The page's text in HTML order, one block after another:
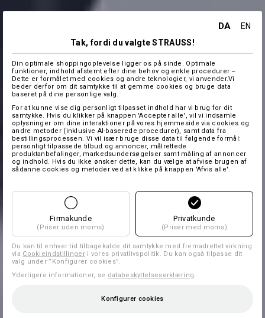
DA
EN
Tak, fordi du valgte STRAUSS!
Din optimale shoppingoplevelse ligger os på sinde. Optimale
funktioner, indhold afstemt efter dine behov og enkle procedurer –
Dette er formålet med cookies og andre teknologier, vi anvender.Vi
beder derfor om dit samtykke til at gemme cookies og bruge data
baseret på dine personlige valg.
For at kunne vise dig personligt tilpasset indhold har vi brug for dit
samtykke. Hvis du klikker på knappen 'Accepter alle', vil vi indsamle
oplysninger om dine interaktioner på vores hjemmeside via cookies og
andre metoder (inklusive AI-baserede procedurer), samt data fra
bestillingsprocessen. Vi vil især bruge disse data til følgende formål:
personligt tilpassede tilbud og annoncer, målrettede
produktanbefalinger, markedsundersøgelser samt måling af annoncer
og indhold. Hvis du ikke ønsker dette, kan du vælge at afvise brugen af
sådanne cookies og metoder ved at klikke på knappen 'Afvis alle'.
Firmakunde
(Priser uden moms)
Privatkunde
(Priser med moms)
Du kan til enhver tid tilbagekalde dit samtykke med fremadrettet virkning
via Cookieindstillingeri vores privatlivspolitik. Du kan også tilpasse dit
valg under ”Konfigurer cookies”.
Yderligere informationer, se databeskyttelseserklæring
Konfigurer cookies